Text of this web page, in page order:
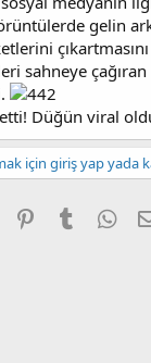
gelin
sahneye
Düğün viral
için giriş yap yada
Reddit PinterestTumblr